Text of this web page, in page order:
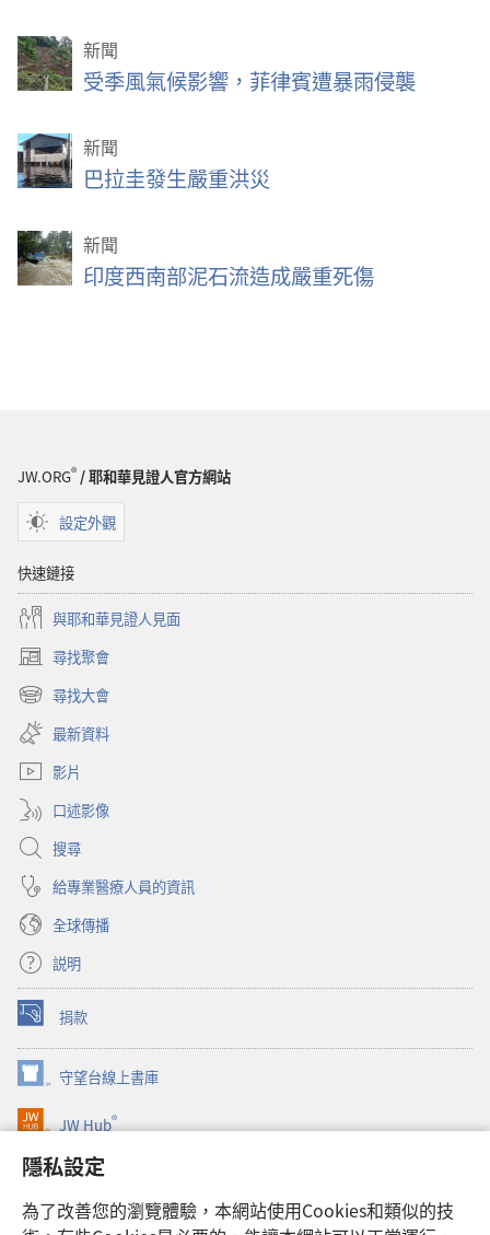
隱私設定
為了改善您的瀏覽體驗，本網站使用Cookies和類似的技
新聞
受季風氣候影響，菲律賓遭暴雨侵襲
新聞
巴拉圭發生嚴重洪災
新聞
印度西南部泥石流造成嚴重死傷
JW.ORG®/ 耶和華見證人官方網站
設定外觀
快速鏈接
與耶和華見證人見面
尋找聚會
（開
啟
新
視
窗）
尋找大會
（開
啟
新
視
最新資料
影片
口述影像
搜尋
給專業醫療人員的資訊
全球傳播
説明
捐款
（開
啟
新
視
窗）
守望台線上書庫
（開
啟
新
窗）
JW Hub®
（開
啟
新
窗）
JW Library®
Watchtower Library